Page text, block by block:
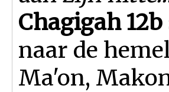
Chagigah 12b
naar de
Ma'on,